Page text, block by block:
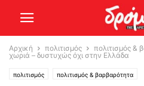
Αρχική πολιτισμός πολιτισμός &
χωριά – δυστυχώς όχι στην Ελλάδα
πολιτισμός πολιτισμός & βαρβαρότητα